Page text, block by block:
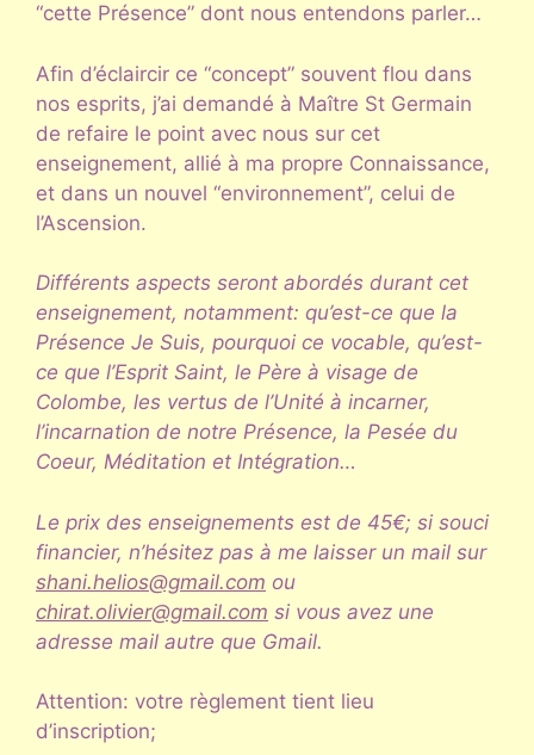
“cette Présence” dont nous entendons parler…
Afin d’éclaircir ce “concept” souvent flou dans
nos esprits, j’ai demandé à Maître St Germain
de refaire le point avec nous sur cet
enseignement, allié à ma propre Connaissance,
et dans un nouvel “environnement”, celui de
l’Ascension.
Différents aspects seront abordés durant cet
enseignement, notamment: qu’est-ce que la
Présence Je Suis, pourquoi ce vocable, qu’est-
ce que l’Esprit Saint, le Père à visage de
Colombe, les vertus de l’Unité à incarner,
l’incarnation de notre Présence, la Pesée du
Coeur, Méditation et Intégration…
Le prix des enseignements est de 45€; si souci
financier, n’hésitez pas à me laisser un mail sur
shani.helios@gmail.com ou
chirat.olivier@gmail.com si vous avez une
adresse mail autre que Gmail.
Attention: votre règlement tient lieu
d’inscription;